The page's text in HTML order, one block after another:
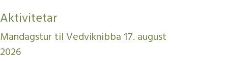
Aktivitetar
Mandagstur til Vedviknibba 17. august
2026